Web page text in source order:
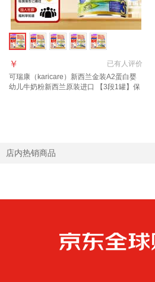
已有人评价
￥
可瑞康（karicare）新西兰金装A2蛋白婴
幼儿牛奶粉新西兰原装进口 【3段1罐】保
店内热销商品